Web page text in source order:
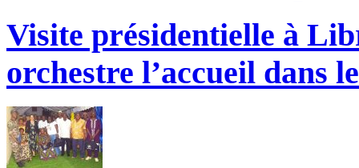
Visite présidentielle à
orchestre l’accueil dans